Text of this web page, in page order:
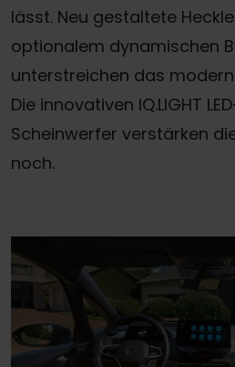
lässt. Neu gestaltete
optionalem dynamischen
unterstreichen das
Die innovativen IQ.LIGHT
Scheinwerfer verstärken
noch.